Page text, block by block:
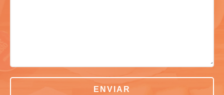
ENVIAR